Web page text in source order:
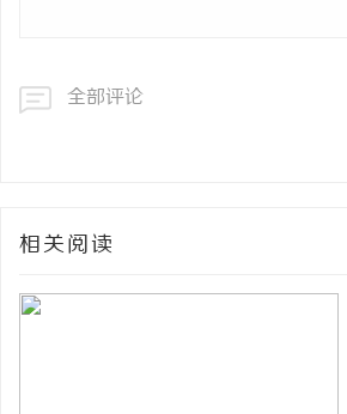
全部评论
相关阅读